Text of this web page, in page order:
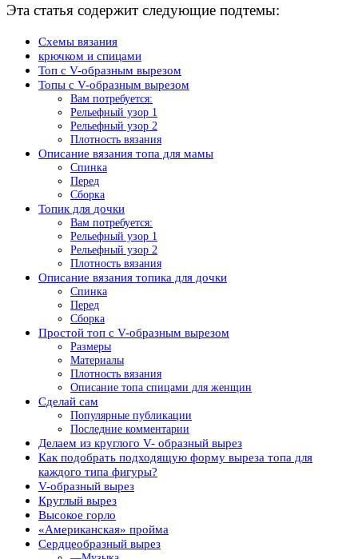
Эта статья содержит следующие подтемы:
Схемы вязания
крючком и спицами
Топ с V-образным вырезом
Топы с V-образным вырезом
Вам потребуется:
Рельефный узор 1
Рельефный узор 2
Плотность вязания
Описание вязания топа для мамы
Спинка
Перед
Сборка
Топик для дочки
Вам потребуется:
Рельефный узор 1
Рельефный узор 2
Плотность вязания
Описание вязания топика для дочки
Спинка
Перед
Сборка
Простой топ с V-образным вырезом
Размеры
Материалы
Плотность вязания
Описание топа спицами для женщин
Сделай сам
Популярные публикации
Последние комментарии
Делаем из круглого V- образный вырез
Как подобрать подходящую форму выреза топа для
каждого типа фигуры?
V-образный вырез
Круглый вырез
Высокое горло
«Американская» пройма
Сердцеобразный вырез